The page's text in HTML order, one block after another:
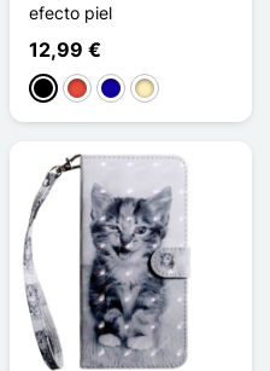
efecto piel
12,99 €
NegroRojoAzul oscuro
Marrón claro